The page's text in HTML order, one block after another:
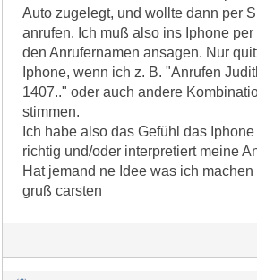
Auto zugelegt, und wollte dann per
anrufen. Ich muß also ins Iphone
den Anrufernamen ansagen. Nur
Iphone, wenn ich z. B. "Anrufen
1407.." oder auch andere
stimmen.
Ich habe also das Gefühl das
richtig und/oder interpretiert meine
Hat jemand ne Idee was ich
gruß carsten